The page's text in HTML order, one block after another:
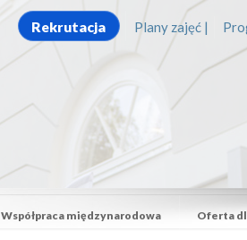
Rekrutacja Plany zajęć |
Współpraca międzynarodowa Oferta